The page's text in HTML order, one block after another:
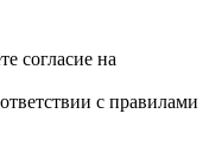
согласие на
с правилами